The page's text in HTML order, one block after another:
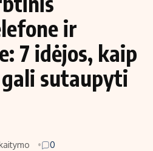
ir
7 idėjos, kaip
sutaupyti
0